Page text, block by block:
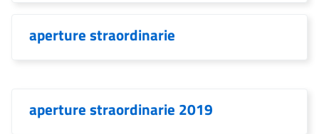
aperture straordinarie
aperture straordinarie 2019